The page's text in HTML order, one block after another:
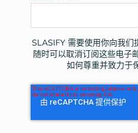
SLASIFY 需要使用你向我
随时可以取消订阅这些电子
如何尊重并致力于